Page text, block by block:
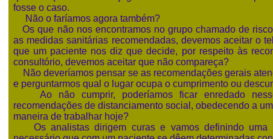
fosse o caso.
Não o faríamos agora também?
Os que não nos encontramos no grupo chamado de
as medidas sanitárias recomendadas, devemos aceitar o
que um paciente nos diz que decide, por respeito às
consultório, devemos aceitar que não compareça?
Não deveríamos pensar se as recomendações gerais
e perguntarmos qual o lugar ocupa o cumprimento ou
Ao não cumprir, poderíamos ficar enredado
recomendações de distanciamento social, obedecendo a
maneira de trabalhar hoje?
Os analistas dirigem curas e vamos definindo uma